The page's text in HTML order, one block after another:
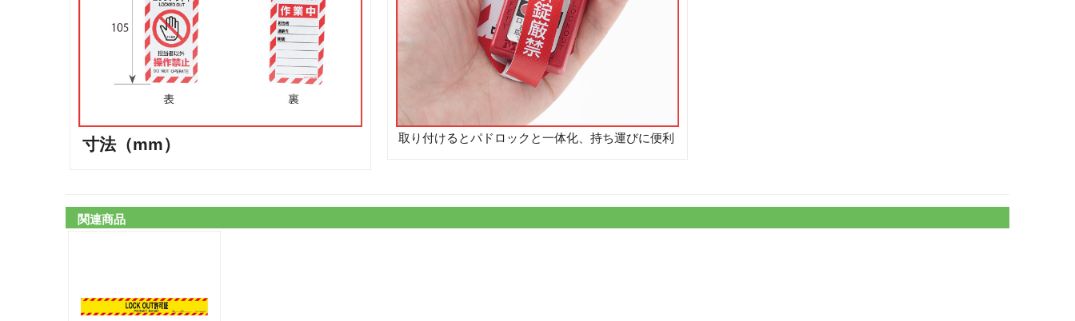
寸法（mm） 取り付けるとパドロックと一体化、持ち運びに便利
関連商品